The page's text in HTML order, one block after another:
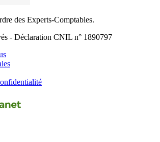
des Experts-Comptables.
- Déclaration CNIL n° 1890797